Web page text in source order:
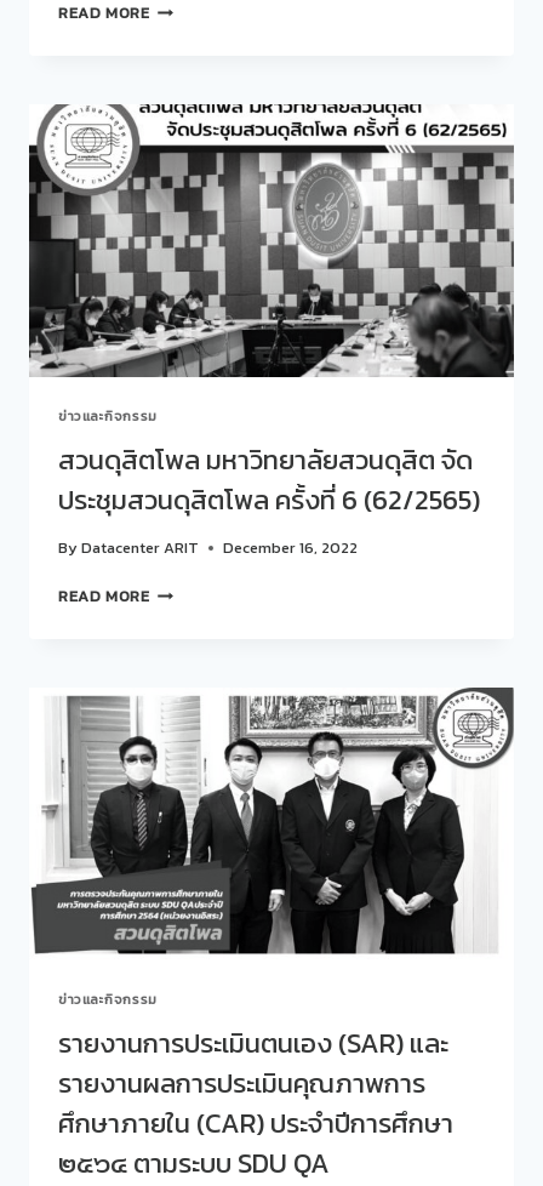
สิ่ง
READ MOREสวน
ร่วม
นำ
เสนอ
ผล
สำรวจ
คิด
เห็น
ของ
นัก
ท่อง
เที่ยว
เกี่ยว
ข้อง
กับ
การ
ใช้
งาน
และ
ใน
อุตสาหกรรม
ท่อง
เที่ยว
ข่าวและกิจกรรม
สวนดุสิตโพล มหาวิทยาลัยสวนดุสิต จัด
ประชุมสวนดุสิตโพล ครั้งที่ 6 (62/2565)
ByDatacenter ARIT December 16, 2022
READ MOREสวน
สวนดุสิต
จัด
ประชุม
สวน
ดุ
สิต
โพล
ที่ 6
(62/2565)
ข่าวและกิจกรรม
รายงานการประเมินตนเอง (SAR) และ
รายงานผลการประเมินคุณภาพการ
ศึกษาภายใน (CAR) ประจำปีการศึกษา
๒๕๖๔ ตามระบบ SDU QA